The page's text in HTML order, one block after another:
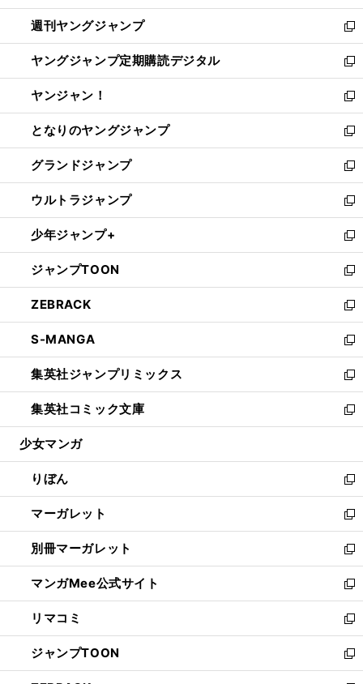
開
く
ウ
で
開
く
ン
ド
ウ
で
開
く
ウ
ィ
ン
ド
ウ
で
開
く
週刊ヤングジャンプ
新
し
い
ウ
ィ
ン
ド
ウ
で
開
く
ヤングジャンプ定期購読デジタル
新
し
い
ウ
ィ
ン
ド
ウ
で
開
く
ヤンジャン！
新
し
い
ウ
ィ
ン
ド
ウ
で
開
く
となりのヤングジャンプ
新
し
い
ウ
ィ
ン
ド
ウ
で
開
く
グランドジャンプ
新
し
い
ウ
ィ
ン
ド
ウ
で
開
く
ウルトラジャンプ
新
し
い
ウ
ィ
ン
ド
ウ
で
開
く
少年ジャンプ+
新
し
い
ウ
ィ
ン
ド
ウ
で
開
く
ジャンプTOON
新
し
い
ウ
ィ
ン
ド
ウ
で
開
ZEBRACK
新
し
い
ウ
ィ
ン
ド
ウ
開
く
S-MANGA
新
し
い
ウ
ィ
ン
ウ
で
開
く
集英社ジャンプリミックス
新
し
い
ウ
ン
ド
ウ
で
開
く
集英社コミック文庫
新
し
ウ
ィ
ン
ド
ウ
で
開
く
少女マンガ
りぼん
新
し
い
ウ
ィ
ン
ド
ウ
で
開
く
マーガレット
新
し
い
ウ
ィ
ン
ド
ウ
で
開
別冊マーガレット
新
し
い
ウ
ィ
ン
ド
ウ
マンガMee公式サイト
新
し
い
ウ
ィ
ン
リマコミ
新
し
い
ウ
ジャンプTOON
新
し